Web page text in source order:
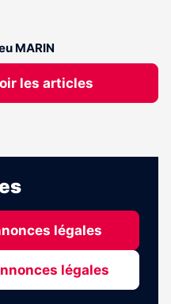
MARIN
les articles
légales
légales